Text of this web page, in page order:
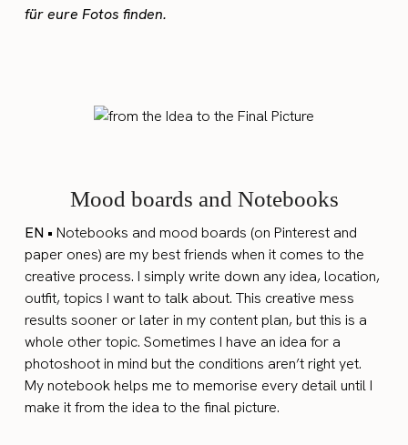
für eure Fotos finden.
Mood boards and Notebooks
EN •Notebooks and mood boards (on Pinterest and
paper ones) are my best friends when it comes to the
creative process. I simply write down any idea, location,
outfit, topics I want to talk about. This creative mess
results sooner or later in my content plan, but this is a
whole other topic. Sometimes I have an idea for a
photoshoot in mind but the conditions aren’t right yet.
My notebook helps me to memorise every detail until I
make it from the idea to the final picture.